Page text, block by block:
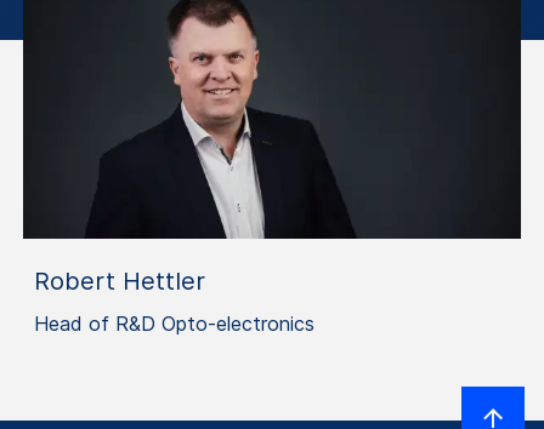
Robert Hettler
Head of R&D Opto-electronics